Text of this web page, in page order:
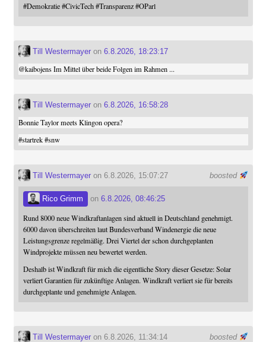
#Demokratie #CivicTech #Transparenz #OParl
Till Westermayeron 6.8.2026, 18:23:17
@kaibojensIm Mittel über beide Folgen im Rahmen ...
Till Westermayeron 6.8.2026, 16:58:28
Bonnie Taylor meets Klingon opera?
#startrek #snw
boosted
Till Westermayeron 6.8.2026, 15:07:27
Rico Grimm on 6.8.2026, 08:46:25
Rund 8000 neue Windkraftanlagen sind aktuell in Deutschland genehmigt.
6000 davon überschreiten laut Bundesverband Windenergie die neue
Leistungsgrenze regelmäßig. Drei Viertel der schon durchgeplanten
Windprojekte müssen neu bewertet werden.
Deshalb ist Windkraft für mich die eigentliche Story dieser Gesetze: Solar
verliert Garantien für zukünftige Anlagen. Windkraft verliert sie für bereits
durchgeplante und genehmigte Anlagen.
boosted
Till Westermayeron 6.8.2026, 11:34:14